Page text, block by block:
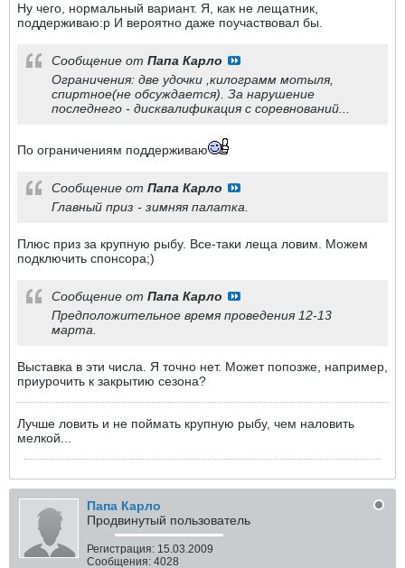
Ну чего, нормальный вариант. Я, как не лещатник,
поддерживаю:p И вероятно даже поучаствовал бы.
Сообщение от Папа Карло
Ограничения: две удочки ,килограмм мотыля,
спиртное(не обсуждается). За нарушение
последнего - дисквалификация с соревнований...
По ограничениям поддерживаю
Сообщение от Папа Карло
Главный приз - зимняя палатка.
Плюс приз за крупную рыбу. Все-таки леща ловим. Можем
подключить спонсора;)
Сообщение от Папа Карло
Предположительное время проведения 12-13
марта.
Выставка в эти числа. Я точно нет. Может попозже, например,
приурочить к закрытию сезона?
Лучше ловить и не поймать крупную рыбу, чем наловить
мелкой...
Папа Карло
Продвинутый пользователь
Регистрация: 15.03.2009
Сообщения: 4028